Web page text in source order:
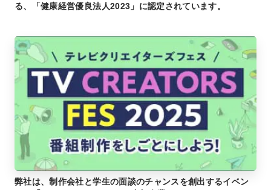
る、「健康経営優良法人2023」に認定されています。
弊社は、制作会社と学生の面談のチャンスを創出するイベン